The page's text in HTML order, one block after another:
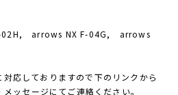
arrows NX F-04G, arrows
応しておりますので下のリンクから
ッセージにてご連絡ください。